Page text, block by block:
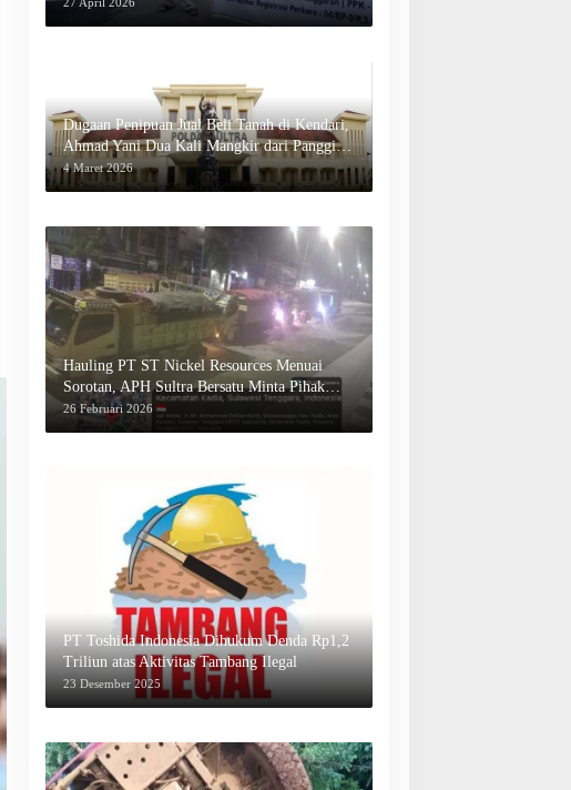
Dugaan Penipuan Jual Beli Tanah di Kendari,
Ahmad Yani Dua Kali Mangkir dari Panggilan
Polda Sultra
4 Maret 2026
Hauling PT ST Nickel Resources Menuai
Sorotan, APH Sultra Bersatu Minta Pihak
Berwenang Bertindak
26 Februari 2026
PT Toshida Indonesia Dihukum Denda Rp1,2
Triliun atas Aktivitas Tambang Ilegal
23 Desember 2025